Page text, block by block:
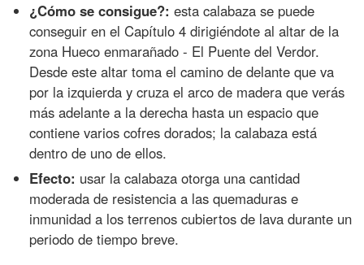
¿Cómo se consigue?: esta calabaza se puede
conseguir en el Capítulo 4 dirigiéndote al altar de la
zona Hueco enmarañado - El Puente del Verdor.
Desde este altar toma el camino de delante que va
por la izquierda y cruza el arco de madera que verás
más adelante a la derecha hasta un espacio que
contiene varios cofres dorados; la calabaza está
dentro de uno de ellos.
Efecto: usar la calabaza otorga una cantidad
moderada de resistencia a las quemaduras e
inmunidad a los terrenos cubiertos de lava durante un
periodo de tiempo breve.